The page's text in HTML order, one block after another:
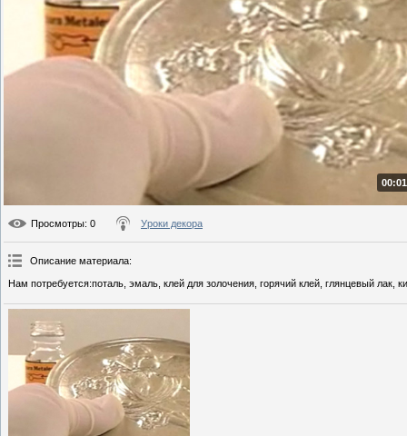
Просмотры: 0 Уроки декора
Описание материала:
Нам потребуется:поталь, эмаль, клей для золочения, горячий клей, глянцевый лак,